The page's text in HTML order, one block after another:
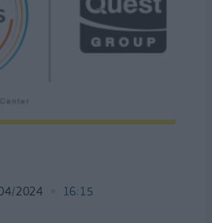
2024 16:15